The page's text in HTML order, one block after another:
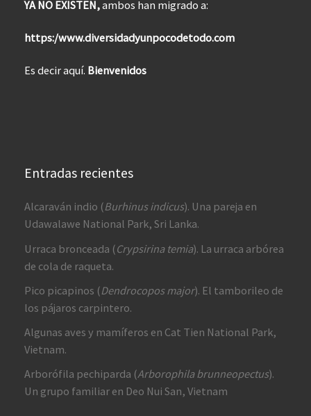
YA NO EXISTEN,ambos han migrado a:
https:/www.diversidadyunpocodetodo.com
Es decir aquí. Bienvenidos
Entradas recientes
Alcaraván indio (Burhinus indicus). Una pareja en
Udawalawe National Park, Sri Lanka.
Urraca bronceada (Crypsirina temia). La urraca arbórea
de cola de raqueta.
Pico picapinos (Dendrocopos major). El tamborileo de
los pájaros carpintero.
Algunas aves y mamíferos en Cat Tien National Park,
Vietnam.
Arborófila pechiparda (Arborophila brunneopectus).
Un grupo familiar en Deo Nui San, Vietnam